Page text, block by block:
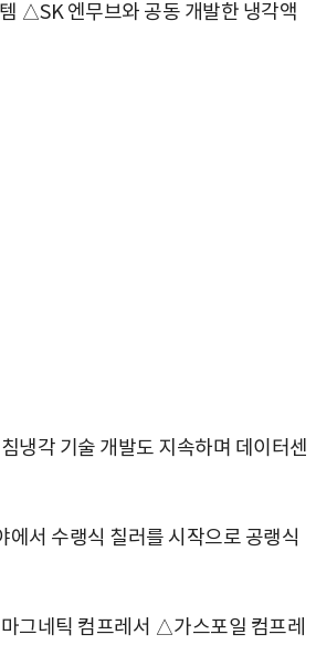
△SK 엔무브와 공동 개발한 냉각액
냉각 기술 개발도 지속하며 데이터센
서 수랭식 칠러를 시작으로 공랭식
그네틱 컴프레서 △가스포일 컴프레